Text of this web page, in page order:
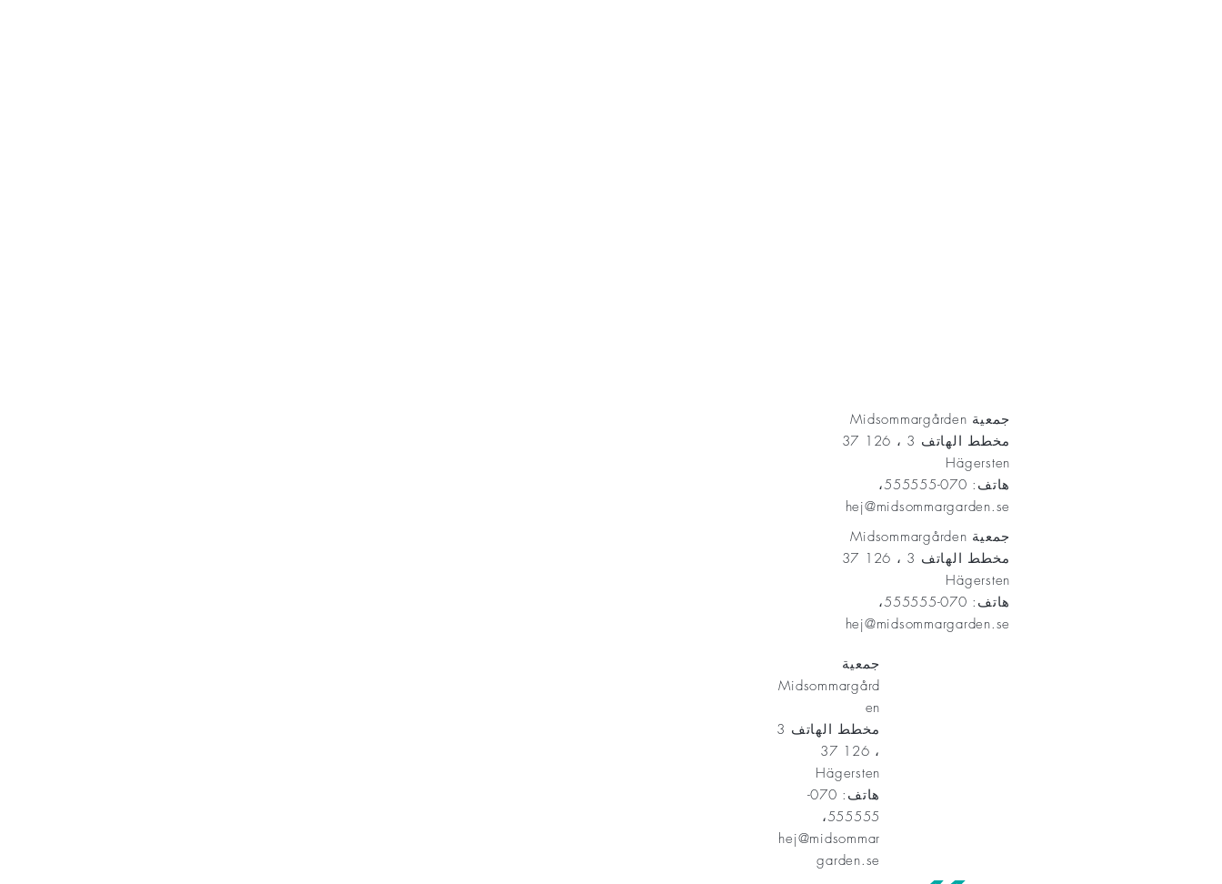
جمعية Midsommargården
مخطط الهاتف 3 ، 126 37
Hägersten
هاتف: 070-555555،
hej@midsommargarden.se
جمعية Midsommargården
مخطط الهاتف 3 ، 126 37
Hägersten
هاتف: 070-555555،
hej@midsommargarden.se
جمعية
Midsommargård
en
مخطط الهاتف 3
، 126 37
Hägersten
هاتف: 070-
555555،
hej@midsommar
garden.se